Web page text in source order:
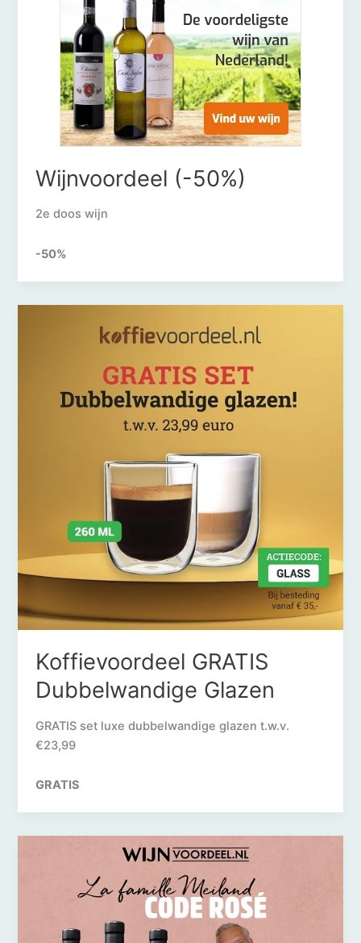
Wijnvoordeel (-50%)
2e doos wijn
-50%
Koffievoordeel GRATIS
Dubbelwandige Glazen
GRATIS set luxe dubbelwandige glazen t.w.v.
€23,99
GRATIS